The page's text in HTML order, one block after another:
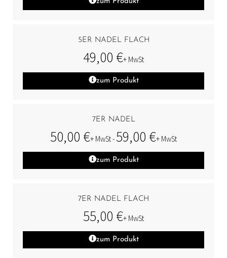
5ER NADEL FLACH
49,00 €+ MwSt
zum Produkt
7ER NADEL
50,00 €+ MwSt - 59,00 €+ MwSt
zum Produkt
7ER NADEL FLACH
55,00 €+ MwSt
zum Produkt